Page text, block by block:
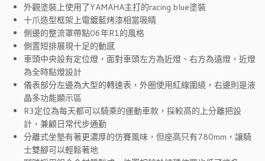
外觀塗裝上使用了YAMAHA主打的racing blue塗裝
十爪造型框架上電鍍藍烤漆相當吸睛
側邊的整流罩帶點06年R1的風格
側置短排展現十足的動感
車頭中央設有定位燈，面對車頭左方為近燈、右方為遠燈，近燈
為全時點燈設計
儀表部分左邊為大型的轉速表，外圈使用紅線圍繞，右邊則是液
晶多功能顯示區
R3定位為每天都可以騎乘的運動車款，採較高的上分離把設
計，兼顧日常代步通勤
分離式坐墊有著更濃厚的仿賽風味，但座高只有780mm，讓騎
士雙腳可以輕鬆著地